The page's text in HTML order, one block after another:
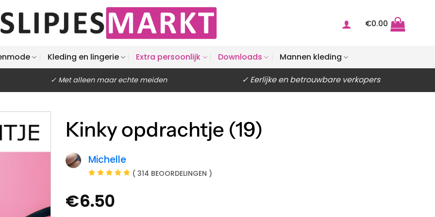
€0.00
Kleding en lingerie Extra persoonlijk Downloads Mannen kleding
✓ Met alleen maar echte meiden ✓ Eerlijke en betrouwbare verkopers
Kinky opdrachtje (19)
Michelle
( 314 BEOORDELINGEN )
€6.50